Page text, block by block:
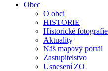
Obec
O obci
HISTORIE
Historické fotografie
Aktuality
Náš mapový portál
Zastupitelstvo
Usnesení ZO